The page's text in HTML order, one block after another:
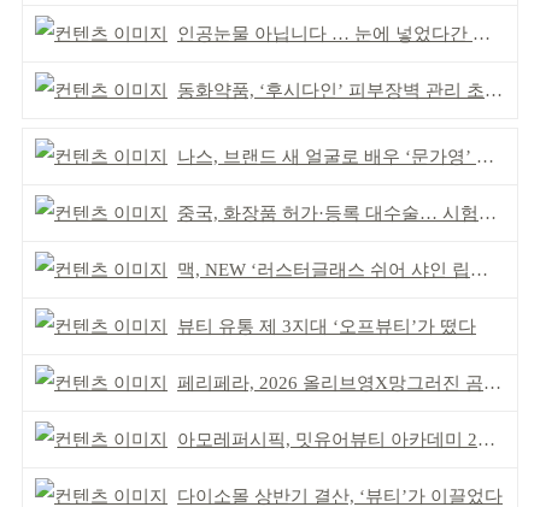
인공눈물 아닙니다 … 눈에 넣었다간 각막 손상
동화약품, ‘후시다인’ 피부장벽 관리 초점 ‘리브랜딩’
나스, 브랜드 새 얼굴로 배우 ‘문가영’ 발탁
중국, 화장품 허가·등록 대수술… 시험자료 공용 허용
맥, NEW ‘러스터글래스 쉬어 샤인 립스틱’ 출시
뷰티 유통 제 3지대 ‘오프뷰티’가 떴다
페리페라, 2026 올리브영X망그러진 곰 콜라보
아모레퍼시픽, 밋유어뷰티 아카데미 2기 발대식
다이소몰 상반기 결산, ‘뷰티’가 이끌었다